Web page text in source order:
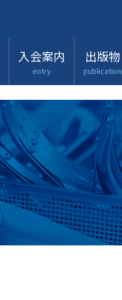
入会案内
entry
出版物
publication